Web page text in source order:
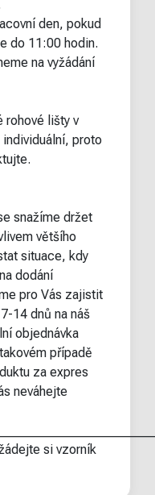
den, pokud
do 11:00 hodin.
na vyžádání
rohové lišty v
proto
snažíme držet
většího
situace, kdy
dodání
pro Vás zajistit
14 dnů na náš
objednávka
případě
za expres
neváhejte
si vzorník